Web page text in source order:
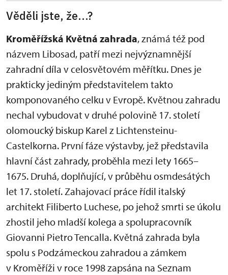
Věděli jste, že...?
Kroměřížská Květná zahrada, známá též pod
názvem Libosad, patří mezi nejvýznamnější
zahradní díla v celosvětovém měřítku. Dnes je
prakticky jediným představitelem takto
komponovaného celku v Evropě. Květnou zahradu
nechal vybudovat v druhé polovině 17. století
olomoucký biskup Karel z Lichtensteinu-
Castelkorna. První fáze výstavby, jež představila
hlavní část zahrady, proběhla mezi lety 1665–
1675. Druhá, doplňující, v průběhu osmdesátých
let 17. století. Zahajovací práce řídil italský
architekt Filiberto Luchese, po jehož smrti se úkolu
zhostil jeho mladší kolega a spolupracovník
Giovanni Pietro Tencalla. Květná zahrada byla
spolu s Podzámeckou zahradou a zámkem
v Kroměříži v roce 1998 zapsána na Seznam